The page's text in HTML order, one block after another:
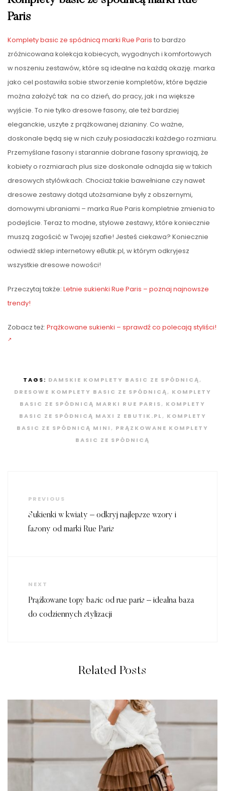
Paris
Komplety basic ze spódnicą marki Rue Paris to bardzo
zróżnicowana kolekcja kobiecych, wygodnych i komfortowych
w noszeniu zestawów, które są idealne na każdą okazję. marka
jako cel postawiła sobie stworzenie kompletów, które będzie
można założyć tak na co dzień, do pracy, jak i na większe
wyjście. To nie tylko dresowe fasony, ale też bardziej
eleganckie, uszyte z prążkowanej dzianiny. Co ważne,
doskonale będą się w nich czuły posiadaczki każdego rozmiaru.
Przemyślane fasony i starannie dobrane fasony sprawiają, że
kobiety o rozmiarach plus size doskonale odnajda się w takich
dresowych stylówkach. Chociaż takie bawełniane czy nawet
dresowe zestawy dotąd utożsamiane były z obszernymi,
domowymi ubraniami – marka Rue Paris kompletnie zmienia to
podejście. Teraz to modne, stylowe zestawy, które koniecznie
muszą zagościć w Twojej szafie! Jesteś ciekawa? Koniecznie
odwiedź sklep internetowy eButik.pl, w którym odkryjesz
wszystkie dresowe nowości!
Przeczytaj także: Letnie sukienki Rue Paris – poznaj najnowsze
trendy!
Zobacz też: Prążkowane sukienki – sprawdź co polecają styliści!
TAGS: DAMSKIE KOMPLETY BASIC ZE SPÓDNICĄ,
DRESOWE KOMPLETY BASIC ZE SPÓDNICĄ, KOMPLETY
BASIC ZE SPÓDNICĄ MARKI RUE PARIS, KOMPLETY
BASIC ZE SPÓDNICĄ MAXI Z EBUTIK.PL, KOMPLETY
BASIC ZE SPÓDNICĄ MINI, PRĄZKOWANE KOMPLETY
BASIC ZE SPÓDNICĄ
wpisu
Previous
Post
PREVIOUS
Sukienki w kwiaty – odkryj najlepsze wzory i
fasony od marki Rue Paris
Next
Post
NEXT
Prążkowane topy basic od rue paris – idealna baza
do codziennych stylizacji
Related Posts